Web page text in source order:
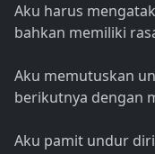
Aku harus
bahkan memiliki
Aku memutuskan
berikutnya dengan
Aku pamit undur